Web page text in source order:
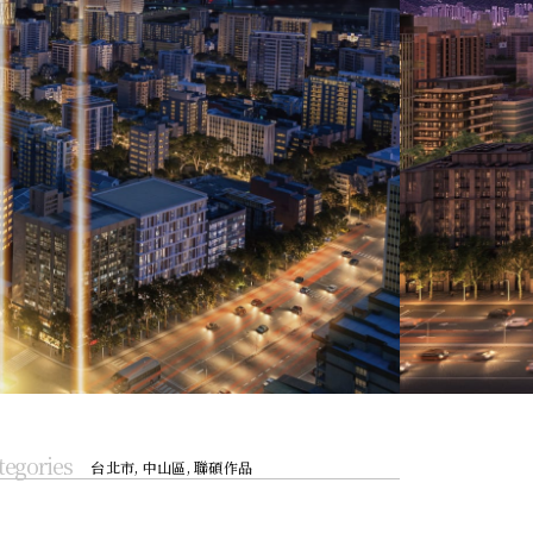
台北市, 中山區, 聯碩作品